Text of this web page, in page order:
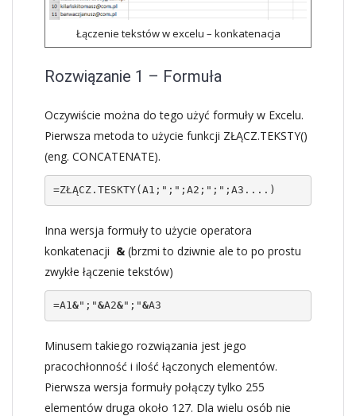
Łączenie tekstów w excelu – konkatenacja
Rozwiązanie 1 – Formuła
Oczywiście można do tego użyć formuły w Excelu.
Pierwsza metoda to użycie funkcji ZŁĄCZ.TEKSTY()
(eng. CONCATENATE).
=ZŁĄCZ.TESKTY(A1;";";A2;";";A3....)
Inna wersja formuły to użycie operatora
konkatenacji & (brzmi to dziwnie ale to po prostu
zwykłe łączenie tekstów)
=A1&";"&A2&";"&A3
Minusem takiego rozwiązania jest jego
pracochłonność i ilość łączonych elementów.
Pierwsza wersja formuły połączy tylko 255
elementów druga około 127. Dla wielu osób nie